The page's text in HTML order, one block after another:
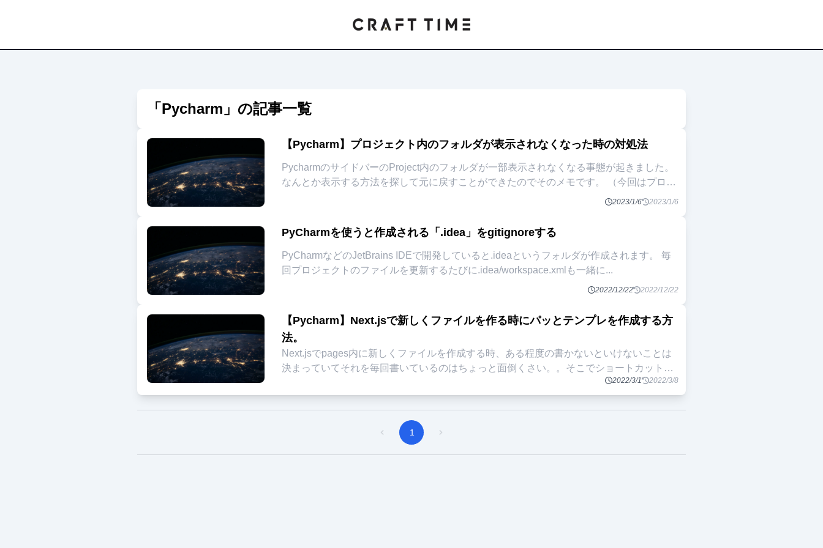
「 Pycharm 」の記事一覧
【Pycharm】プロジェクト内のフォルダが表示されなくなった時の対処法
PycharmのサイドバーのProject内のフォルダが一部表示されなくなる事態が起きました。
なんとか表示する方法を探して元に戻すことができたのでそのメモです。 （今回はプロジ
2023/1/6 2023/1/6
PyCharmを使うと作成される「.idea」をgitignoreする
PyCharmなどのJetBrains IDEで開発していると.ideaというフォルダが作成されます。 毎
回プロジェクトのファイルを更新するたびに.idea/workspace.xmlも一緒に...
2022/12/22 2022/12/22
【Pycharm】Next.jsで新しくファイルを作る時にパッとテンプレを作成する方
法。
Next.jsでpages内に新しくファイルを作成する時、ある程度の書かないといけないことは
決まっていてそれを毎回書いているのはちょっと面倒くさい。。そこでショートカットで
2022/3/1 2022/3/8
1